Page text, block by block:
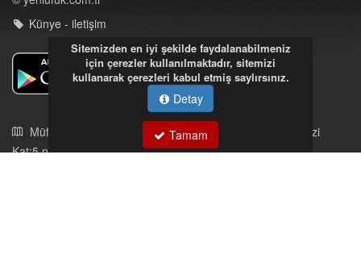
Künye - iletişim
Müftü Mahallesi Ateş Ahmet Sokak Cerrahoğlu İşmerkezi
Kat:5 no:2
Sitemizden en iyi şekilde faydalanabilmeniz
için çerezler kullanılmaktadır, sitemizi
kullanarak çerezleri kabul etmiş saylırsınız.
Detay
Tamam